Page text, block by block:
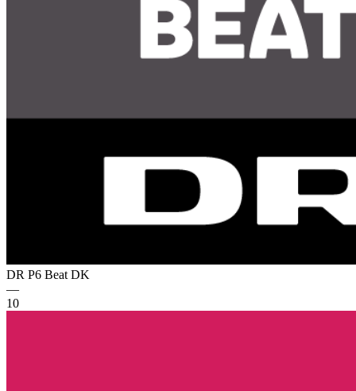
DR P6 Beat DK
—
10